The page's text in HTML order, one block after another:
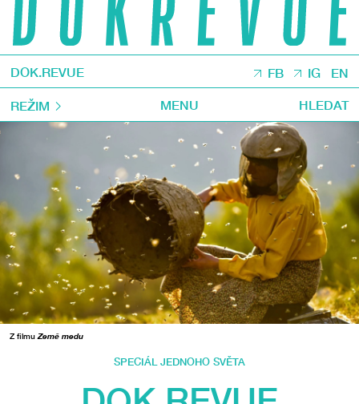
DOK.REVUE FB IG EN
REŽIM MENU HLEDAT
Z filmu Země medu
SPECIÁL JEDNOHO SVĚTA